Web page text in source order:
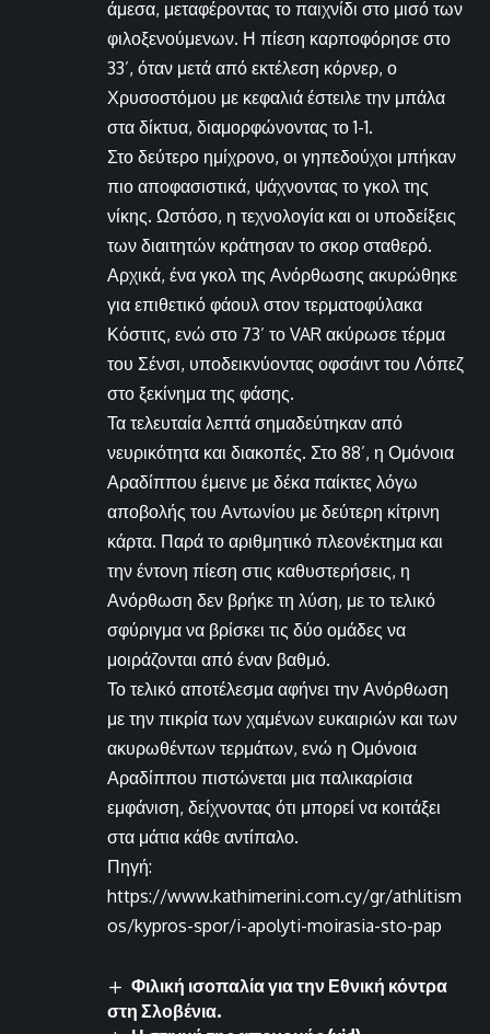
άμεσα, μεταφέροντας το παιχνίδι στο μισό των
φιλοξενούμενων. Η πίεση καρποφόρησε στο
33’, όταν μετά από εκτέλεση κόρνερ, ο
Χρυσοστόμου με κεφαλιά έστειλε την μπάλα
στα δίκτυα, διαμορφώνοντας το 1-1.
Στο δεύτερο ημίχρονο, οι γηπεδούχοι μπήκαν
πιο αποφασιστικά, ψάχνοντας το γκολ της
νίκης. Ωστόσο, η τεχνολογία και οι υποδείξεις
των διαιτητών κράτησαν το σκορ σταθερό.
Αρχικά, ένα γκολ της Ανόρθωσης ακυρώθηκε
για επιθετικό φάουλ στον τερματοφύλακα
Κόστιτς, ενώ στο 73’ το VAR ακύρωσε τέρμα
του Σένσι, υποδεικνύοντας οφσάιντ του Λόπεζ
στο ξεκίνημα της φάσης.
Τα τελευταία λεπτά σημαδεύτηκαν από
νευρικότητα και διακοπές. Στο 88’, η Ομόνοια
Αραδίππου έμεινε με δέκα παίκτες λόγω
αποβολής του Αντωνίου με δεύτερη κίτρινη
κάρτα. Παρά το αριθμητικό πλεονέκτημα και
την έντονη πίεση στις καθυστερήσεις, η
Ανόρθωση δεν βρήκε τη λύση, με το τελικό
σφύριγμα να βρίσκει τις δύο ομάδες να
μοιράζονται από έναν βαθμό.
Το τελικό αποτέλεσμα αφήνει την Ανόρθωση
με την πικρία των χαμένων ευκαιριών και των
ακυρωθέντων τερμάτων, ενώ η Ομόνοια
Αραδίππου πιστώνεται μια παλικαρίσια
εμφάνιση, δείχνοντας ότι μπορεί να κοιτάξει
στα μάτια κάθε αντίπαλο.
Πηγή:
https://www.kathimerini.com.cy/gr/athlitism
os/kypros-spor/i-apolyti-moirasia-sto-pap
Φιλική ισοπαλία για την Εθνική κόντρα
στη Σλοβένια.